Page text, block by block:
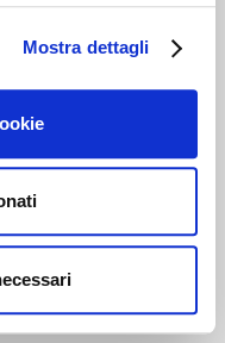
Mostra dettagli